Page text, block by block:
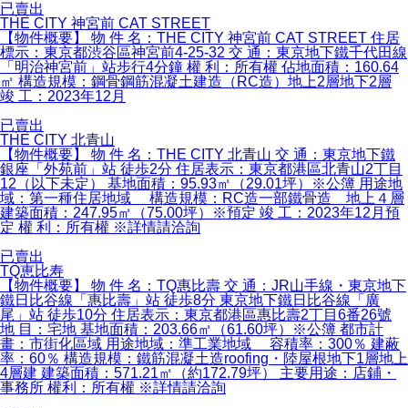
已賣出
THE CITY 神宮前 CAT STREET
【物件概要】 物 件 名：THE CITY 神宮前 CAT STREET 住居
標示：東京都渋谷區神宮前4-25-32 交 通：東京地下鐵千代田線
「明治神宮前」站步行4分鐘 權 利：所有權 佔地面積：160.64
㎡ 構造規模：鋼骨鋼筋混凝土建造（RC造）地上2層地下2層
竣 工：2023年12月
已賣出
THE CITY 北青山
【物件概要】 物 件 名：THE CITY 北青山 交 通：東京地下鐵
銀座「外苑前」站 徒歩2分 住居表示：東京都港區北青山2丁目
12（以下未定） 基地面積：95.93㎡（29.01坪）※公簿 用途地
域：第一種住居地域 構造規模：RC造一部鐵骨造 地上４層
建築面積：247.95㎡（75.00坪）※預定 竣 工：2023年12月預
定 權 利：所有權 ※詳情請洽詢
已賣出
TQ恵比寿
【物件概要】 物 件 名：TQ惠比壽 交 通：JR山手線・東京地下
鐵日比谷線「惠比壽」站 徒歩8分 東京地下鐵日比谷線「廣
尾」站 徒歩10分 住居表示：東京都港區惠比壽2丁目6番26號
地 目：宅地 基地面積：203.66㎡（61.60坪）※公簿 都市計
畫：市街化區域 用途地域：準工業地域 容積率：300％ 建蔽
率：60％ 構造規模：鐵筋混凝土造roofing・陸屋根地下1層地上
4層建 建築面積：571.21㎡（約172.79坪） 主要用途：店鋪・
事務所 權利：所有權 ※詳情請洽詢